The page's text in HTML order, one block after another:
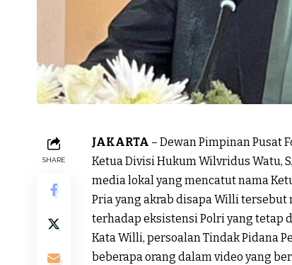
SHARE
JAKARTA – Dewan Pimpinan Pusat
Ketua Divisi Hukum Wilvridus Watu,
media lokal yang mencatut nama
Pria yang akrab disapa Willi tersebut
terhadap eksistensi Polri yang tetap
Kata Willi, persoalan Tindak Pidana
beberapa orang dalam video yang